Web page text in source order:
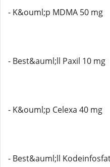
- K&ouml;p MDMA 50 mg
- Best&auml;ll Paxil 10 mg
- K&ouml;p Celexa 40 mg
- Best&auml;ll